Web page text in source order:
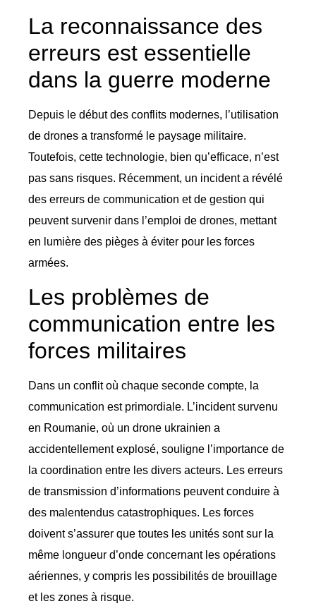
La reconnaissance des
erreurs est essentielle
dans la guerre moderne
Depuis le début des conflits modernes, l’utilisation
de drones a transformé le paysage militaire.
Toutefois, cette technologie, bien qu’efficace, n’est
pas sans risques. Récemment, un incident a révélé
des erreurs de communication et de gestion qui
peuvent survenir dans l’emploi de drones, mettant
en lumière des pièges à éviter pour les forces
armées.
Les problèmes de
communication entre les
forces militaires
Dans un conflit où chaque seconde compte, la
communication est primordiale. L’incident survenu
en Roumanie, où un drone ukrainien a
accidentellement explosé, souligne l’importance de
la coordination entre les divers acteurs. Les erreurs
de transmission d’informations peuvent conduire à
des malentendus catastrophiques. Les forces
doivent s’assurer que toutes les unités sont sur la
même longueur d’onde concernant les opérations
aériennes, y compris les possibilités de brouillage
et les zones à risque.